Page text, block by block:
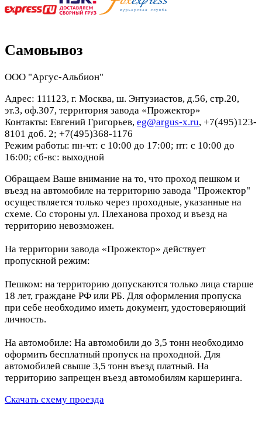
Самовывоз
ООО "Аргус-Альбион"
Адрес: 111123, г. Москва, ш. Энтузиастов, д.56, стр.20,
эт.3, оф.307, территория завода «Прожектор»
Контакты: Евгений Григорьев, eg@argus-x.ru, +7(495)123-
8101 доб. 2; +7(495)368-1176
Режим работы: пн-чт: с 10:00 до 17:00; пт: с 10:00 до
16:00; сб-вс: выходной
Обращаем Ваше внимание на то, что проход пешком и
въезд на автомобиле на территорию завода "Прожектор"
осуществляется только через проходные, указанные на
схеме. Со стороны ул. Плеханова проход и въезд на
территорию невозможен.
На территории завода «Прожектор» действует
пропускной режим:
Пешком: на территорию допускаются только лица старше
18 лет, граждане РФ или РБ. Для оформления пропуска
при себе необходимо иметь документ, удостоверяющий
личность.
На автомобиле: На автомобили до 3,5 тонн необходимо
оформить бесплатный пропуск на проходной. Для
автомобилей свыше 3,5 тонн въезд платный. На
территорию запрещен въезд автомобилям каршеринга.
Скачать схему проезда